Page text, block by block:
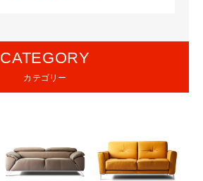
CATEGORY
カテゴリー